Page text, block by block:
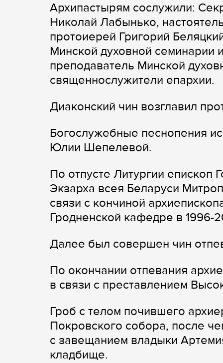
Архипастырям сослужили:
Николай Лабынько,
протоиерей Григорий
Минской духовной семинарии
преподаватель Минской
священнослужители епархии.
Диаконский чин возглавил
Богослужебные песнопения
Юлии Шепелевой.
По отпусте Литургии епископ
Экзарха всея Беларуси
связи с кончиной
Гродненской кафедре в 1996-
Далее был совершен чин
По окончании отпевания
в связи с преставлением
Гроб с телом почившего
Покровского собора, после
с завещанием владыки
кладбище.